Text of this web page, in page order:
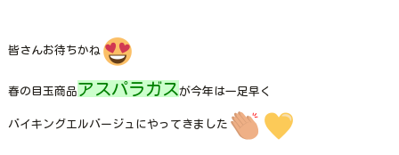
皆さんお待ちかね
春の目玉商品アスパラガス が今年は一足早く
バイキングエルバージュにやってきました